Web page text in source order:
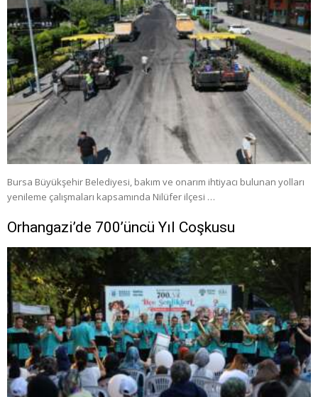
Bursa Büyükşehir Belediyesi, bakım ve onarım ihtiyacı bulunan yolları
yenileme çalışmaları kapsamında Nilüfer ilçesi …
Orhangazi’de 700’üncü Yıl Coşkusu